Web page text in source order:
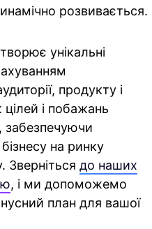
розвивається.
унікальні
продукту і
цілей і побажань
забезпечуючи
на ринку
Зверніться до наших
, і ми допоможемо
план для вашої